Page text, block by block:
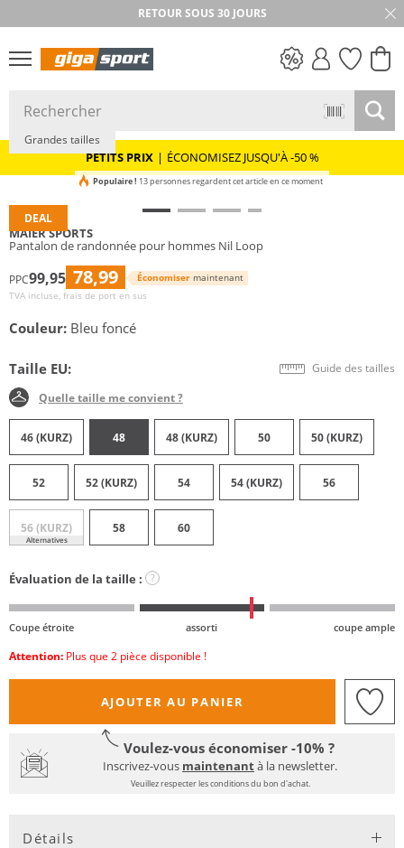
RETOUR SOUS 30 JOURS
PETITS PRIX
PETITS PRIX | ÉCONOMISEZ JUSQU'À -50 %
DEAL
Grandes tailles
Populaire ! 13 personnes regardent cet article en ce moment
MAIER SPORTS
Pantalon de randonnée pour hommes Nil Loop
PPC99,95 78,99 Économiser maintenant
TVA incluse, frais de port en sus
Couleur: Bleu foncé
Taille EU: Guide des tailles
Quelle taille me convient ?
46 (KURZ) 48 48 (KURZ) 50 50 (KURZ)
52 52 (KURZ) 54 54 (KURZ) 56
56 (KURZ)
Alternatives
58 60
Évaluation de la taille : ?
Coupe étroite assorti coupe ample
Attention: Plus que 2 pièce disponible !
AJOUTER AU PANIER
Voulez-vous économiser -10% ?
Inscrivez-vous maintenantà la newsletter.
Veuillez respecter les conditions du bon d'achat.
Détails